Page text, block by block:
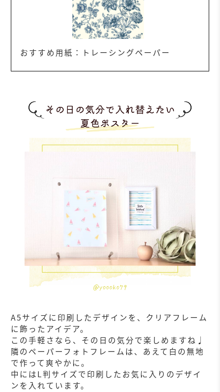
おすすめ用紙：トレーシングペーパー
A5サイズに印刷したデザインを、クリアフレーム
に飾ったアイデア。
この手軽さなら、その日の気分で楽しめますね♩
隣のペーパーフォトフレームは、あえて白の無地
で作って爽やかに。
中にはL判サイズで印刷したお気に入りのデザイ
ンを入れています。